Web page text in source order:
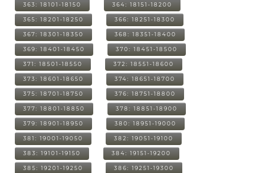
363: 18101-18150 364: 18151-18200
365: 18201-18250 366: 18251-18300
367: 18301-18350 368: 18351-18400
369: 18401-18450 370: 18451-18500
371: 18501-18550 372: 18551-18600
373: 18601-18650 374: 18651-18700
375: 18701-18750 376: 18751-18800
377: 18801-18850 378: 18851-18900
379: 18901-18950 380: 18951-19000
381: 19001-19050 382: 19051-19100
383: 19101-19150 384: 19151-19200
385: 19201-19250 386: 19251-19300